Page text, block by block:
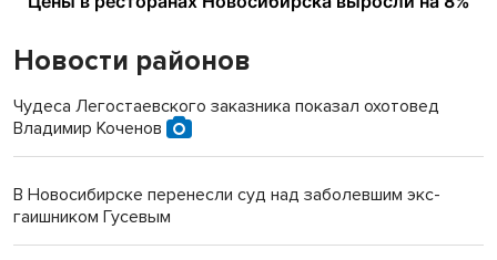
Новости районов
Чудеса Легостаевского заказника показал охотовед
Владимир Коченов
В Новосибирске перенесли суд над заболевшим экс-
гаишником Гусевым